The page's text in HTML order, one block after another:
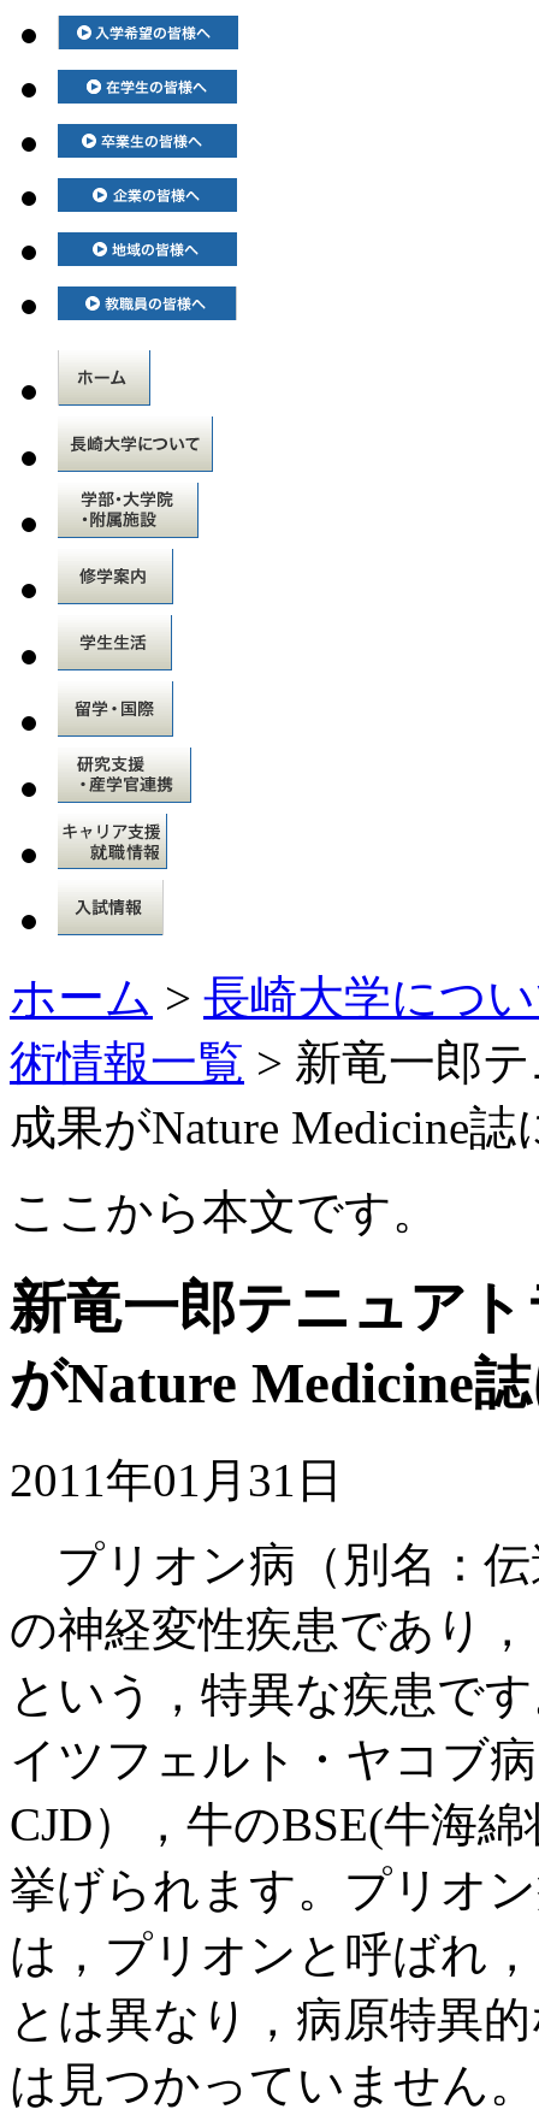
ホーム > 長崎大学につ
術情報一覧 > 新竜一郎
成果がNature Medicine
ここから本文です。
新竜一郎テニュア
がNature Medicine
2011年01月31日
プリオン病（別名：伝
の神経変性疾患であり
という，特異な疾患で
イツフェルト・ヤコブ病
CJD），牛のBSE(牛海
挙げられます。プリオ
は，プリオンと呼ばれ
とは異なり，病原特異
は見つかっていません